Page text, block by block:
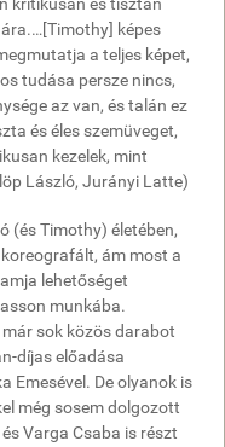
képes
a teljes képet,
tudása persze nincs,
az van, és talán ez
és éles szemüveget,
kezelek, mint
László, Jurányi Latte)
(és Timothy) életében,
ám most a
lehetőséget
munkába.
sok közös darabot
díjas előadása
Emesével. De olyanok is
még sosem dolgozott
Varga Csaba is részt